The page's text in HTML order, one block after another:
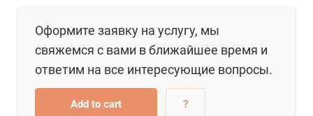
Оформите заявку на услугу, мы
свяжемся с вами в ближайшее время и
ответим на все интересующие вопросы.
Add to cart ?